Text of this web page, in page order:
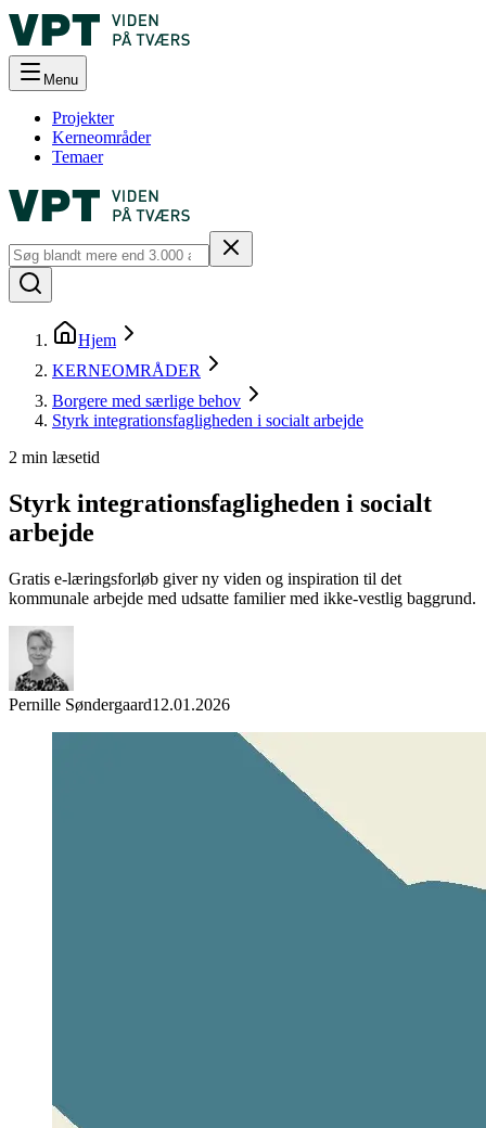
Menu
Projekter
Kerneområder
Temaer
Hjem
KERNEOMRÅDER
Borgere med særlige behov
Styrk integrationsfagligheden i socialt arbejde
2 min læsetid
Styrk integrationsfagligheden i socialt
arbejde
Gratis e-læringsforløb giver ny viden og inspiration til det
kommunale arbejde med udsatte familier med ikke-vestlig baggrund.
Pernille Søndergaard12.01.2026